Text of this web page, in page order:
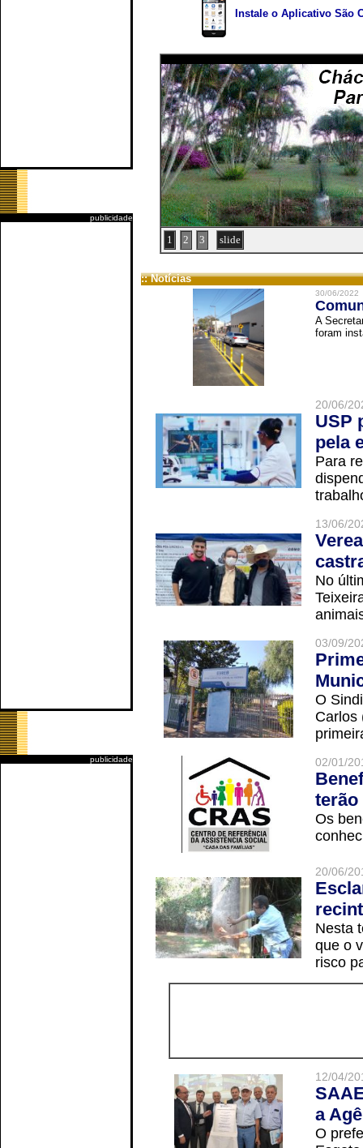
publicidade
publicidade
Instale o Aplicativo São
1 2 3 slide
:: Notícias
30/06/2022
A
foram
20/06/
USP
pela
Para
13/06/
No
03/09/
O
Carlos
02/01/
terão
Os
20/06/
Nesta
que o
risco
12/04/
a
O